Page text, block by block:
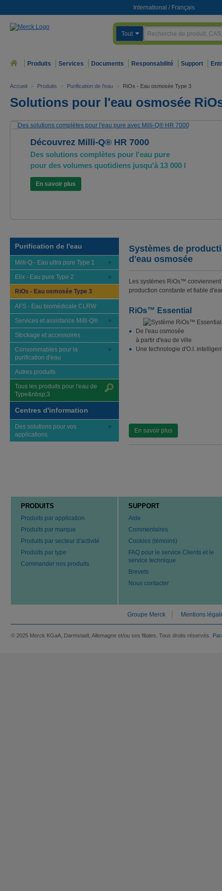
International / Français
Tout
Produits Services Documents Responsabilité Support
Accueil > Produits > Purification de l'eau > RiOs - Eau osmosée Type 3
Solutions pour l'eau osmosée
Découvrez Milli-Q® HR 7000
Des solutions complètes pour l'eau pure
pour des volumes quotidiens jusqu'à 13 000 l
En savoir plus
Purification de l'eau
Milli-Q - Eau ultra pure Type 1
Elix - Eau pure Type 2
RiOs - Eau osmosée Type 3
AFS - Eau biomédicale CLRW
Services et assistance Milli-Q®
Stockage et accessoires
Consommables pour la
purification d'eau
Autres produits
Tous les produits pour l'eau de
Type&nbsp;3
Centres d'information
Des solutions pour vos
applications
Systèmes de
d'eau osmosée
Les systèmes RiOs™
production constante et fiable
RiOs™ Essential
De l'eau osmosée
à partir d'eau de ville
Une technologie d'O.I.
En savoir plus
PRODUITS
Produits par application
Produits par marque
Produits par secteur d'activité
Produits par type
Commander nos produits
SUPPORT
Aide
Commentaires
Cookies (témoins)
FAQ pour le service Clients et le
service technique
Brevets
Nous contacter
Groupe Merck Mentions
© 2025 Merck KGaA, Darmstadt, Allemagne et/ou ses filiales. Tous droits réservés.